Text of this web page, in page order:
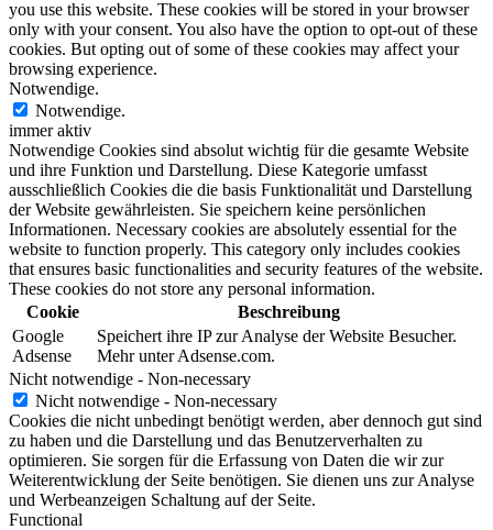
you use this website. These cookies will be stored in your browser
only with your consent. You also have the option to opt-out of these
cookies. But opting out of some of these cookies may affect your
browsing experience.
Notwendige.
Notwendige.
immer aktiv
Notwendige Cookies sind absolut wichtig für die gesamte Website
und ihre Funktion und Darstellung. Diese Kategorie umfasst
ausschließlich Cookies die die basis Funktionalität und Darstellung
der Website gewährleisten. Sie speichern keine persönlichen
Informationen. Necessary cookies are absolutely essential for the
website to function properly. This category only includes cookies
that ensures basic functionalities and security features of the website.
These cookies do not store any personal information.
Cookie
Beschreibung
Google
Adsense
Speichert ihre IP zur Analyse der Website Besucher.
Mehr unter Adsense.com.
Nicht notwendige - Non-necessary
Nicht notwendige - Non-necessary
Cookies die nicht unbedingt benötigt werden, aber dennoch gut sind
zu haben und die Darstellung und das Benutzerverhalten zu
optimieren. Sie sorgen für die Erfassung von Daten die wir zur
Weiterentwicklung der Seite benötigen. Sie dienen uns zur Analyse
und Werbeanzeigen Schaltung auf der Seite.
Functional